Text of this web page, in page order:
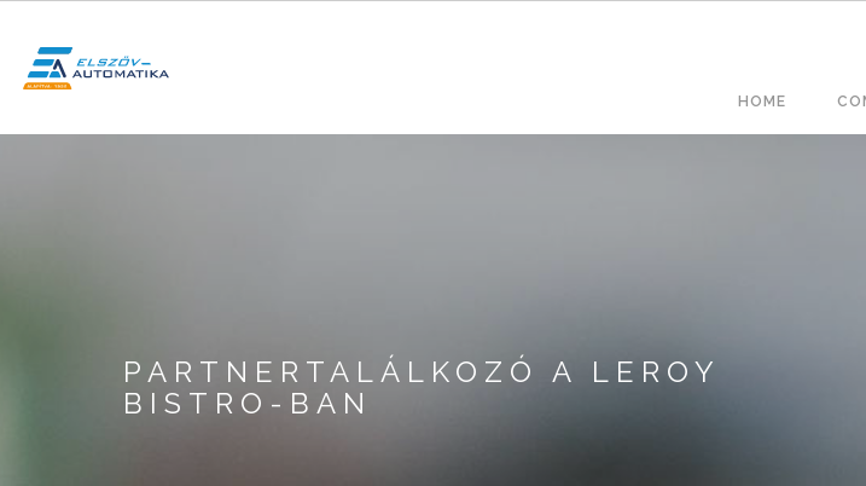
main
Fő
HOME
PARTNERTALÁLKOZÓ A LEROY
BISTRO-BAN